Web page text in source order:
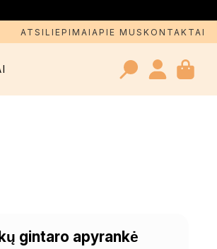
ATSILIEPIMAI APIE MUSKONTAKTAI
Search
gintaro apyrankė